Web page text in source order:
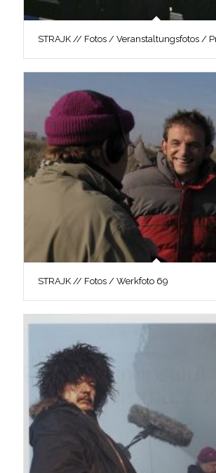
STRAJK // Fotos / Veranstaltungsfotos /
STRAJK // Fotos / Werkfoto 69